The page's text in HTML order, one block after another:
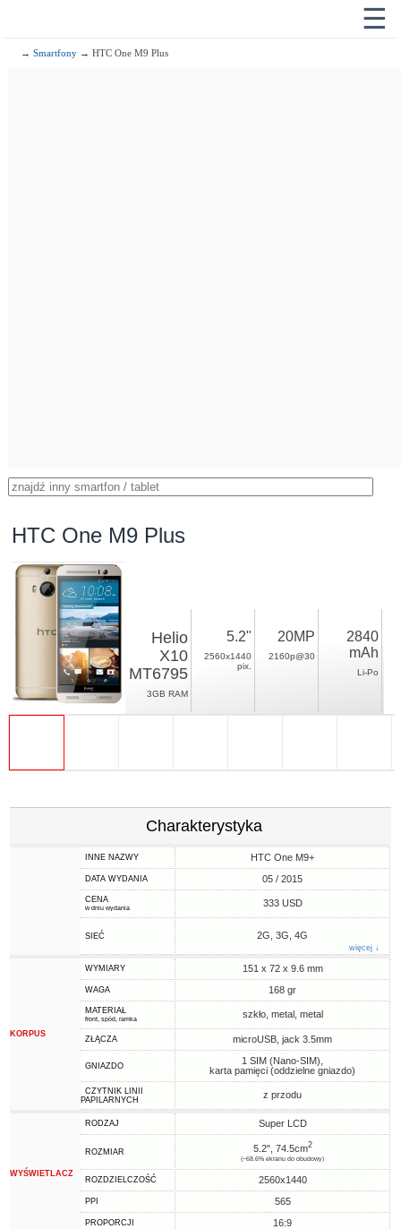
☰
→Smartfony → HTC One M9 Plus
HTC One M9 Plus
Helio
X10
MT6795
3GB RAM
5.2"
2560x1440
pix.
20MP
2160p@30
2840
mAh
Li-Po
Charakterystyka
INNE NAZWY HTC One M9+
DATA WYDANIA 05 / 2015
CENA
w dniu wydania 333 USD
SIEĆ 2G, 3G, 4G
więcej ↓
KORPUS
WYMIARY 151 x 72 x 9.6 mm
WAGA 168 gr
MATERIAŁ
front, spód, ramka szkło, metal, metal
ZŁĄCZA microUSB, jack 3.5mm
GNIAZDO
1 SIM (Nano-SIM),
karta pamięci (oddzielne gniazdo)
CZYTNIK LINII
PAPILARNYCH
z przodu
WYŚWIETLACZ
RODZAJ Super LCD
ROZMIAR 5.2", 74.5cm2
(~68.6% ekranu do obudowy)
ROZDZIELCZOŚĆ 2560x1440
PPI 565
PROPORCJI 16:9